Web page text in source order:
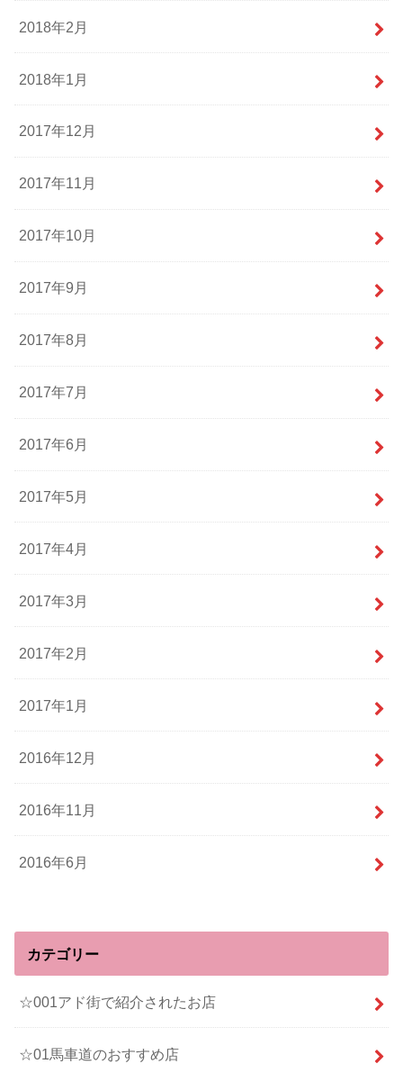
2018年2月
2018年1月
2017年12月
2017年11月
2017年10月
2017年9月
2017年8月
2017年7月
2017年6月
2017年5月
2017年4月
2017年3月
2017年2月
2017年1月
2016年12月
2016年11月
2016年6月
カテゴリー
☆001アド街で紹介されたお店
☆01馬車道のおすすめ店